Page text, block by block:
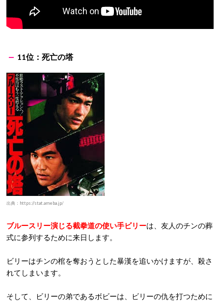
11位：死亡の塔
出典：https://stat.ameba.jp/
ブルースリー演じる截拳道の使い手ビリーは、友人のチンの葬
式に参列するために来日します。
ビリーはチンの棺を奪おうとした暴漢を追いかけますが、殺さ
れてしまいます。
そして、ビリーの弟であるボビーは、ビリーの仇を打つために